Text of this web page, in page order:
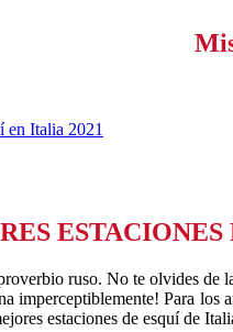
en Italia 2021
ruso. No te olvides
imperceptiblemente! Para
estaciones de esquí de